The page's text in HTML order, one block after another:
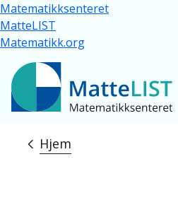
Hopp til hovedinnhold
Matematikksenteret
MatteLIST
Matematikk.org
Navigasjonssti
Hjem